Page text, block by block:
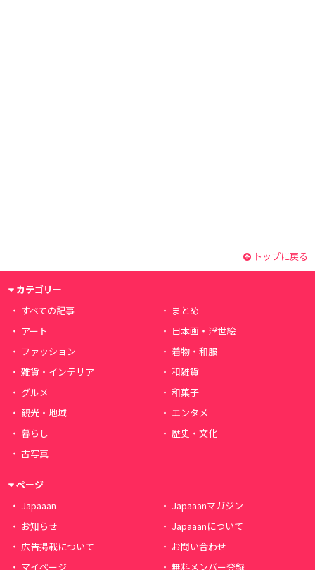
トップに戻る
カテゴリー
すべての記事
まとめ
アート
日本画・浮世絵
ファッション
着物・和服
雑貨・インテリア
和雑貨
グルメ
和菓子
観光・地域
エンタメ
暮らし
歴史・文化
古写真
ページ
Japaaan
Japaaanマガジン
お知らせ
Japaaanについて
広告掲載について
お問い合わせ
マイページ
無料メンバー登録